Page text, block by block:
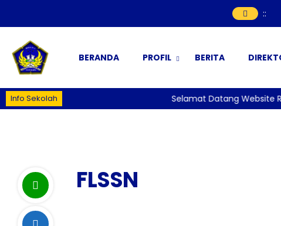
::
BERANDA PROFIL BERITA
Info Sekolah Selamat Datang Website
FLSSN